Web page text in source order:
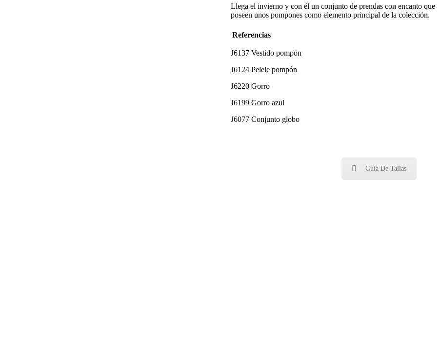
Llega el invierno y con él un conjunto de prendas con encanto que
poseen unos pompones como elemento principal de la colección.
Referencias
J6137 Vestido pompón
J6124 Pelele pompón
J6220 Gorro
J6199 Gorro azul
J6077 Conjunto globo
Guía De Tallas